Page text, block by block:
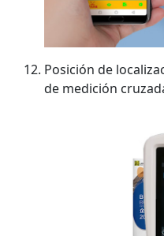
Posición de
de medición